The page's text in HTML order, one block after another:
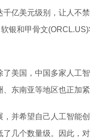
亿美元级别，让人不
银和甲骨文
美国，中国多家人工
东南亚等地区也正加
并希望自己人工智能
几个数量级。因此，